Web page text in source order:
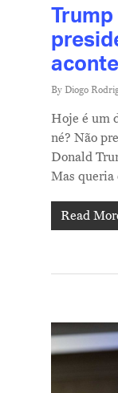
By Diogo
Hoje é um
né? Não
Donald
Mas
Read